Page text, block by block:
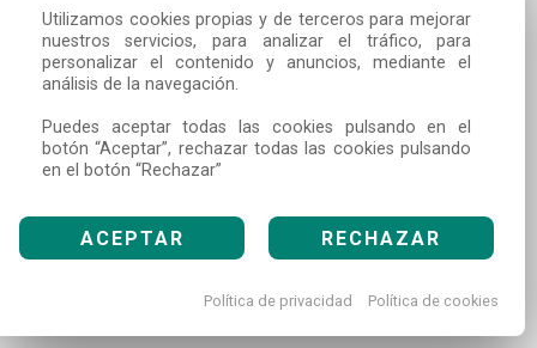
Utilizamos cookies propias y de terceros para mejorar
nuestros servicios, para analizar el tráfico, para
personalizar el contenido y anuncios, mediante el
análisis de la navegación.
Puedes aceptar todas las cookies pulsando en el
botón “Aceptar”, rechazar todas las cookies pulsando
en el botón “Rechazar”
ACEPTAR RECHAZAR
Política de privacidad Política de cookies